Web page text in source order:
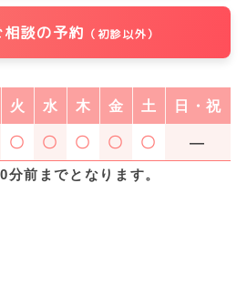
談の予約 （初診以外）
火 水 木 金 土 日・祝
〇 〇 〇 〇 〇 ―
前までとなります。